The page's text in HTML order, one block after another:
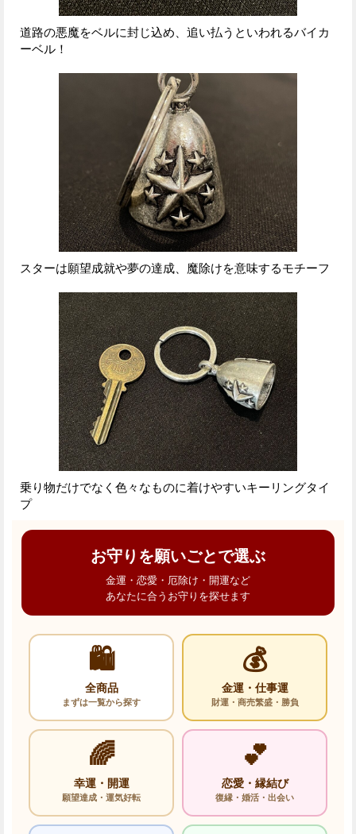
道路の悪魔をベルに封じ込め、追い払うといわれるバイカ
ーベル！
スターは願望成就や夢の達成、魔除けを意味するモチーフ
乗り物だけでなく色々なものに着けやすいキーリングタイ
プ
お守りを願いごとで選ぶ
金運・恋愛・厄除け・開運など
あなたに合うお守りを探せます
🛍️
全商品
まずは一覧から探す
💰
金運・仕事運
財運・商売繁盛・勝負
🌈
幸運・開運
願望達成・運気好転
💕
恋愛・縁結び
復縁・婚活・出会い